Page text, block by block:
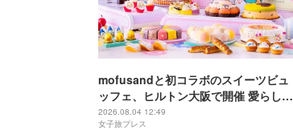
mofusandと初コラボのスイーツビュ
ッフェ、ヒルトン大阪で開催 愛らしい
にゃんこ達がケーキに
2026.08.04 12:49
女子旅プレス